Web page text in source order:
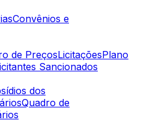
Convênios e
de PreçosLicitaçõesPlano
Sancionados
dos
Quadro de